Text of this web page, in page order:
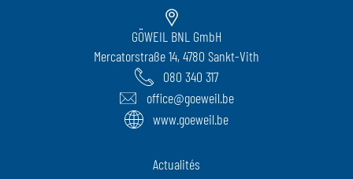
GÖWEIL BNL GmbH
Mercatorstraße 14, 4780 Sankt-Vith
080 340 317
office@goeweil.be
www.goeweil.be
Actualités